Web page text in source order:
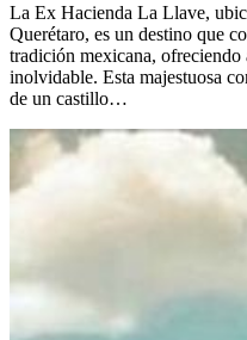
La Ex Hacienda La Llave,
Querétaro, es un destino que
tradición mexicana, ofreciendo
inolvidable. Esta majestuosa
de un castillo…